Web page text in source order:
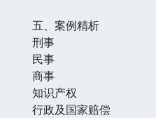
五、案例精析
刑事
民事
商事
知识产权
行政及国家赔偿